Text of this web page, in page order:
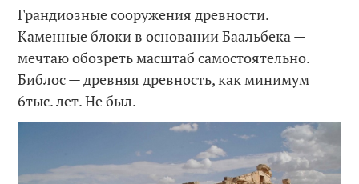
Грандиозные сооружения древности.
Каменные блоки в основании Баальбека —
мечтаю обозреть масштаб самостоятельно.
Библос — древняя древность, как минимум
6тыс. лет. Не был.